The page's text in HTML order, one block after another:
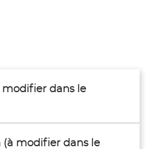
modifier dans le
(à modifier dans le